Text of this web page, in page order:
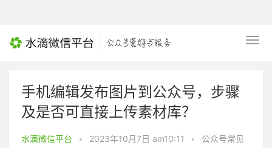
手机编辑发布图片到公众号，步骤
及是否可直接上传素材库？
水滴微信平台 • 2023年10月7日 am10:11 •
公众号常见